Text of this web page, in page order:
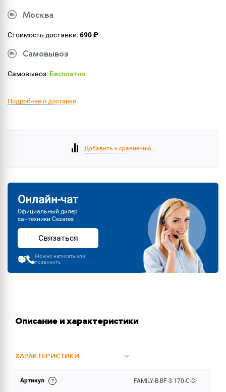
Москва
Стоимость доставки:690 ₽
Самовывоз
Самовывоз:Бесплатно
Подробнее о доставке
Добавить к сравнению
Онлайн-чат
Официальный дилер
сантехники Cezares
Связаться
Можно написать или
позвонить
Описание и характеристики
ХАРАКТЕРИСТИКИ
ОБЪЕМ ПОСТАВКИ
Артикул FAMILY-B-BF-3-170-C-Cr